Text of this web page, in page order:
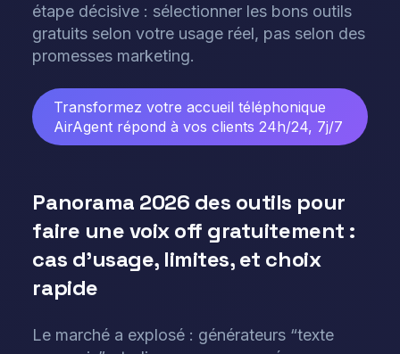
étape décisive : sélectionner les bons outils
gratuits selon votre usage réel, pas selon des
promesses marketing.
Transformez votre accueil téléphonique
AirAgent répond à vos clients 24h/24, 7j/7
Panorama 2026 des outils pour
faire une voix off gratuitement :
cas d’usage, limites, et choix
rapide
Le marché a explosé : générateurs “texte